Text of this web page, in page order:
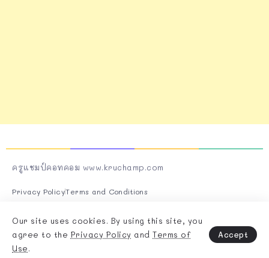
ครูแชมป์คอทคอม www.kruchamp.com
Privacy PolicyTerms and Conditions
Copyright & Design By @Rivaxstudio - 2025
Our site uses cookies. By using this site, you
agree to the Privacy Policy and Terms of
Use.
Accept